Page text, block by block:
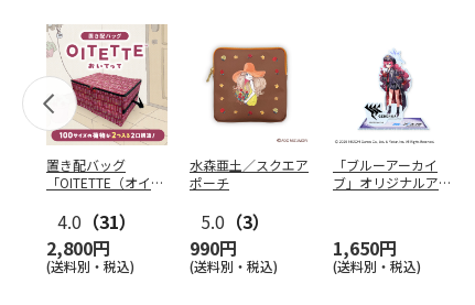
置き配バッグ
「OITETTE（オイテ
4.0 （31）
2,800円
(送料別・税込)
水森亜土／スクエア
ポーチ
5.0 （3）
990円
(送料別・税込)
「ブルーアーカイ
ブ」オリジナルアク
1,650円
(送料別・税込)